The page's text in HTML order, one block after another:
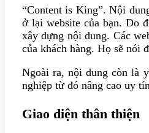
“Content is King”. Nội
ở lại website của bạn. Do
xây dựng nội dung. Các
của khách hàng. Họ sẽ nói
Ngoài ra, nội dung còn là
nghiệp từ đó nâng cao uy
Giao diện thân thiện